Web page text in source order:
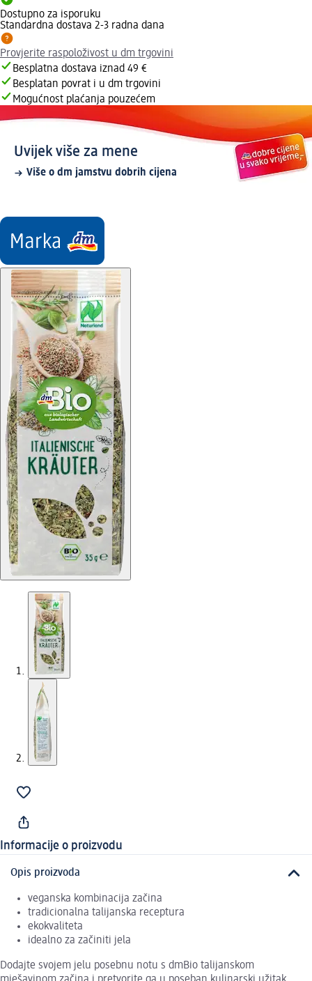
Dostupno za isporuku
Standardna dostava 2-3 radna dana
Provjerite raspoloživost u dm trgovini
Besplatna dostava iznad 49 €
Besplatan povrat i u dm trgovini
Mogućnost plaćanja pouzećem
Uvijek više za mene
Više o dm jamstvu dobrih cijena
Informacije o proizvodu
Opis proizvoda
veganska kombinacija začina
tradicionalna talijanska receptura
ekokvaliteta
idealno za začiniti jela
Dodajte svojem jelu posebnu notu s dmBio talijanskom